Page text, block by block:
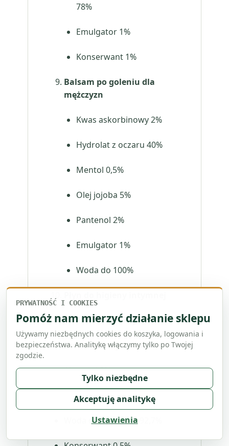
78%
Emulgator 1%
Konserwant 1%
Balsam po goleniu dla
mężczyzn
Kwas askorbinowy 2%
Hydrolat z oczaru 40%
Mentol 0,5%
Olej jojoba 5%
Pantenol 2%
Emulgator 1%
Woda do 100%
Kwas askorbinowy 0,3%
Ekstrakt z nagietka 2%
Aloes żel 3%
Betaina 2%
Woda destylowana 92,7%
PRYWATNOŚĆ I COOKIES
Pomóż nam mierzyć działanie sklepu
Używamy niezbędnych cookies do koszyka, logowania i
bezpieczeństwa. Analitykę włączymy tylko po Twojej
zgodzie.
Tylko niezbędne
Akceptuję analitykę
Ustawienia